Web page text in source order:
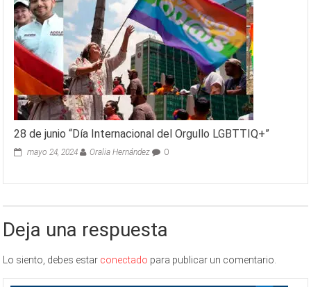
28 de junio “Día Internacional del Orgullo LGBTTIQ+”
mayo 24, 2024 Oralia Hernández 0
Deja una respuesta
Lo siento, debes estar conectado para publicar un comentario.